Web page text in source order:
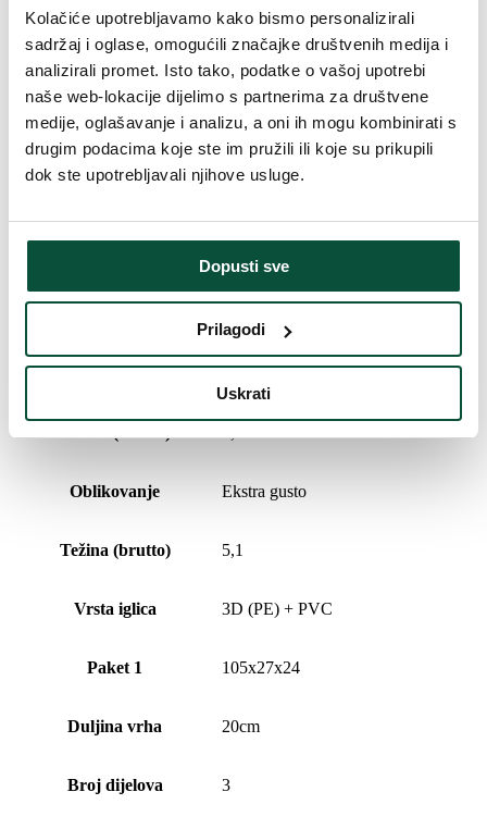
Kolačiće upotrebljavamo kako bismo personalizirali
sadržaj i oglase, omogućili značajke društvenih medija i
analizirali promet. Isto tako, podatke o vašoj upotrebi
naše web-lokacije dijelimo s partnerima za društvene
medije, oglašavanje i analizu, a oni ih mogu kombinirati s
drugim podacima koje ste im pružili ili koje su prikupili
dok ste upotrebljavali njihove usluge.
Dopusti sve
Prilagodi
Uskrati
Ukupan broj grančica 1494
Broj 3D grančica 1180
Broj PVC grančica 314
79/21
Vrsta rasklapanja snap tree
Oblikovanje Ekstra gusto
Težina (brutto) 5,1
Vrsta iglica 3D (PE) + PVC
Paket 1 105x27x24
Duljina vrha 20cm
Broj dijelova 3